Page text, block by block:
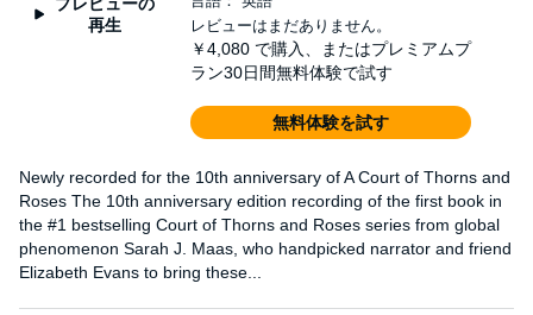
再生
レビューはまだありません。
￥4,080 で購入、またはプレミアムプ
ラン30日間無料体験で試す
無料体験を試す
Newly recorded for the 10th anniversary of A Court of Thorns and
Roses The 10th anniversary edition recording of the first book in
the #1 bestselling Court of Thorns and Roses series from global
phenomenon Sarah J. Maas, who handpicked narrator and friend
Elizabeth Evans to bring these...